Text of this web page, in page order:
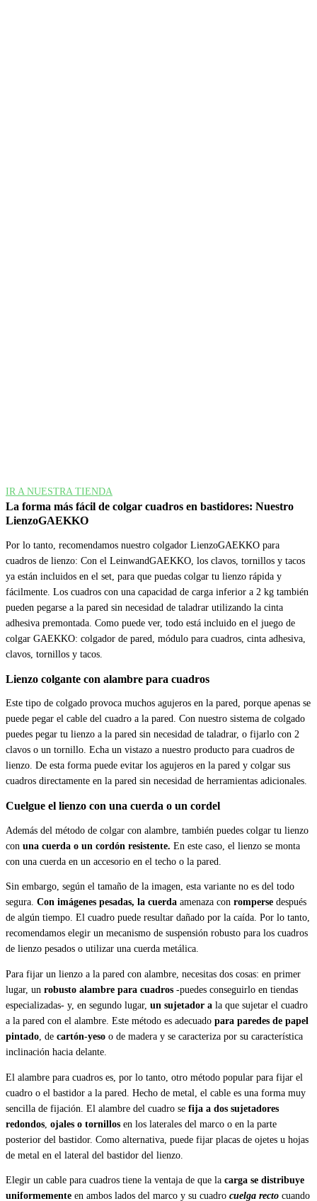
IR A NUESTRA TIENDA
La forma más fácil de colgar cuadros en bastidores: Nuestro
LienzoGAEKKO
Por lo tanto, recomendamos nuestro colgador LienzoGAEKKO para
cuadros de lienzo: Con el LeinwandGAEKKO, los clavos, tornillos y tacos
ya están incluidos en el set, para que puedas colgar tu lienzo rápida y
fácilmente. Los cuadros con una capacidad de carga inferior a 2 kg también
pueden pegarse a la pared sin necesidad de taladrar utilizando la cinta
adhesiva premontada. Como puede ver, todo está incluido en el juego de
colgar GAEKKO: colgador de pared, módulo para cuadros, cinta adhesiva,
clavos, tornillos y tacos.
Lienzo colgante con alambre para cuadros
Este tipo de colgado provoca muchos agujeros en la pared, porque apenas se
puede pegar el cable del cuadro a la pared. Con nuestro sistema de colgado
puedes pegar tu lienzo a la pared sin necesidad de taladrar, o fijarlo con 2
clavos o un tornillo. Echa un vistazo a nuestro producto para cuadros de
lienzo. De esta forma puede evitar los agujeros en la pared y colgar sus
cuadros directamente en la pared sin necesidad de herramientas adicionales.
Cuelgue el lienzo con una cuerda o un cordel
Además del método de colgar con alambre, también puedes colgar tu lienzo
con una cuerda o un cordón resistente. En este caso, el lienzo se monta
con una cuerda en un accesorio en el techo o la pared.
Sin embargo, según el tamaño de la imagen, esta variante no es del todo
segura. Con imágenes pesadas, la cuerda amenaza con romperse después
de algún tiempo. El cuadro puede resultar dañado por la caída. Por lo tanto,
recomendamos elegir un mecanismo de suspensión robusto para los cuadros
de lienzo pesados o utilizar una cuerda metálica.
Para fijar un lienzo a la pared con alambre, necesitas dos cosas: en primer
lugar, un robusto alambre para cuadros -puedes conseguirlo en tiendas
especializadas- y, en segundo lugar, un sujetador a la que sujetar el cuadro
a la pared con el alambre. Este método es adecuado para paredes de papel
pintado, de cartón-yeso o de madera y se caracteriza por su característica
inclinación hacia delante.
El alambre para cuadros es, por lo tanto, otro método popular para fijar el
cuadro o el bastidor a la pared. Hecho de metal, el cable es una forma muy
sencilla de fijación. El alambre del cuadro se fija a dos sujetadores
redondos ojales o tornillos en los laterales del marco o en la parte
posterior del bastidor. Como alternativa, puede fijar placas de ojetes u hojas
de metal en el lateral del bastidor del lienzo.
Elegir un cable para cuadros tiene la ventaja de que la carga se distribuye
uniformemente en ambos lados del marco y su cuadro cuelga recto cuando